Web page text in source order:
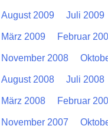
August 2009 Juli 2009
März 2009 Februar
November 2008
August 2008 Juli 2008
März 2008 Februar
November 2007